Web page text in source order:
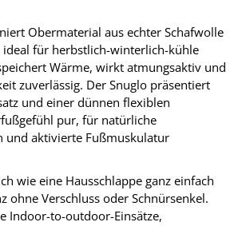
Obermaterial aus echter Schafwolle
ideal für herbstlich-winterlich-kühle
Wärme, wirkt atmungsaktiv und
zuverlässig. Der Snuglo präsentiert
und einer dünnen flexiblen
pur, für natürliche
und aktivierte Fußmuskulatur
wie eine Hausschlappe ganz einfach
ohne Verschluss oder Schnürsenkel.
Indoor-to-outdoor-Einsätze,